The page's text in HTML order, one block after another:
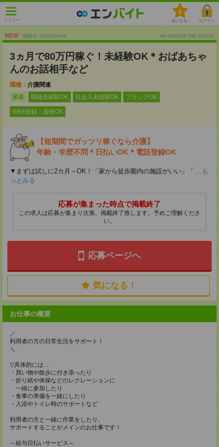
メニュー
0
気になる！ ログイン
NEW 掲載日 :2026/08/09 No.NISSOETRK-2SG04
3ヵ月で80万円稼ぐ！未経験OK＊おばあちゃ
んのお話相手など
職種： 介護関連
派遣
職種未経験OK 社会人未経験OK ブランクOK
WEB登録・面接OK
【短期間でガッツリ稼ぐなら介護】
年齢・学歴不問＊日払いOK＊電話登録OK
▼まずは試しに2カ月～OK！「家から徒歩圏内の施設がいい」「 ...も
っとみる
応募が集まった時点で掲載終了
この求人は応募が集まり次第、掲載終了致します。予めご理解くださ
い。
応募ページへ
気になる！
お仕事の概要
／
利用者の方の日常生活をサポート！
＼
▽具体的には…
・買い物や散歩に付き添ったり
・折り紙や体操などのレクレーションに
一緒に参加したり
・食事の準備を一緒にしたり
・入浴やトイレ時のサポートなど
利用者の方と一緒に作業をしたり、
サポートすることがメインのお仕事です！
～給与日払いサービス～